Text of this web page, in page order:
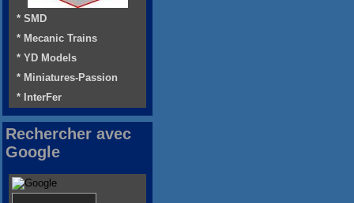
* SMD
* Mecanic Trains
* YD Models
* Miniatures-Passion
* InterFer
Rechercher avec
Google